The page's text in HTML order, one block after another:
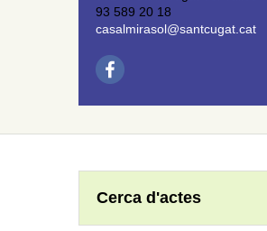
93 589 20 18
casalmirasol@santcugat.cat
Cerca d'actes